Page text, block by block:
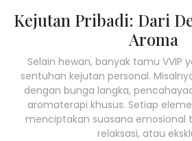
Kejutan Pribadi: Dari
Aroma
Selain hewan, banyak tamu VVIP
sentuhan kejutan personal.
dengan bunga langka,
aromaterapi khusus. Setiap
menciptakan suasana
relaksasi, atau